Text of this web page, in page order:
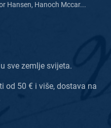
Hansen, Hanoch Mccar...
sve zemlje svijeta.
od 50 € i više, dostava na